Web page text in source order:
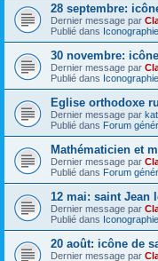
28 septembre:
Dernier message par
Publié dans Iconographie
30 novembre:
Dernier message par
Publié dans Iconographie
Eglise orthodoxe
Dernier message par
Publié dans Forum
Mathématicien et
Dernier message par
Publié dans Forum
12 mai: saint Jean
Dernier message par
Publié dans Iconographie
20 août: icône de
Dernier message par